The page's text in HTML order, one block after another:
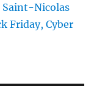
Saint-Nicolas
Friday, Cyber